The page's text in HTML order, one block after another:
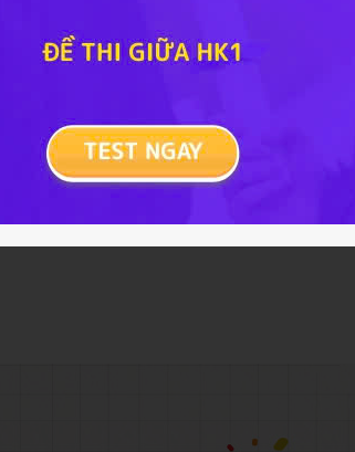
ở mức rất nguy cấp?